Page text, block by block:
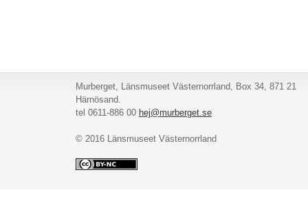
Murberget, Länsmuseet Västernorrland, Box 34, 871 21
Härnösand.
tel 0611-886 00 hej@murberget.se
© 2016 Länsmuseet Västernorrland